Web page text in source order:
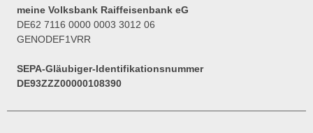
meine Volksbank Raiffeisenbank eG
DE62 7116 0000 0003 3012 06
GENODEF1VRR
SEPA-Gläubiger-Identifikationsnummer
DE93ZZZ00000108390